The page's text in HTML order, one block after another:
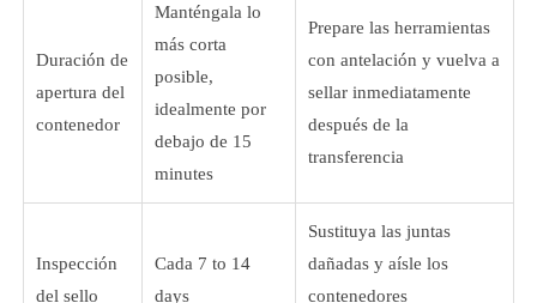
Duración de
apertura del
contenedor
Manténgala lo
más corta
posible,
idealmente por
debajo de 15
minutes
Prepare las herramientas
con antelación y vuelva a
sellar inmediatamente
después de la
transferencia
Inspección
del sello
Cada 7 to 14
days
Sustituya las juntas
dañadas y aísle los
contenedores